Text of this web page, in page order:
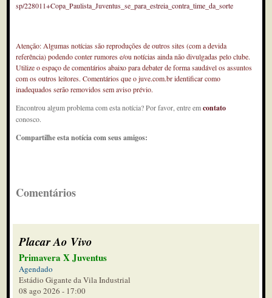
sp/228011+Copa_Paulista_Juventus_se_para_estreia_contra_time_da_sorte
Atenção: Algumas notícias são reproduções de outros sites (com a devida
referência) podendo conter rumores e/ou notícias ainda não divulgadas pelo clube.
Utilize o espaço de comentários abaixo para debater de forma saudável os assuntos
com os outros leitores. Comentários que o juve.com.br identificar como
inadequados serão removidos sem aviso prévio.
Encontrou algum problema com esta notícia? Por favor, entre emcontato
conosco.
Compartilhe esta notícia com seus amigos:
Comentários
Placar Ao Vivo
Primavera X Juventus
Agendado
Estádio Gigante da Vila Industrial
08 ago 2026 - 17:00